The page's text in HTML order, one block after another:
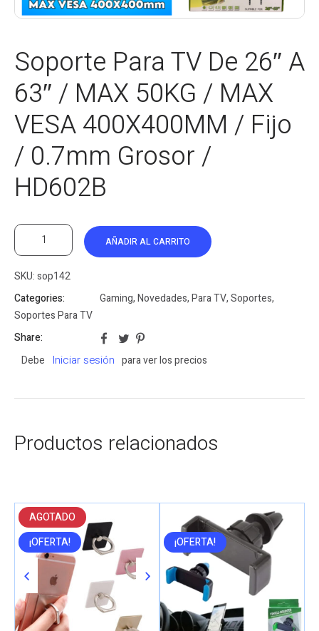
Soporte Para TV De 26″ A
63″ / MAX 50KG / MAX
VESA 400X400MM / Fijo
/ 0.7mm Grosor /
HD602B
AÑADIR AL CARRITO
SKU:sop142
Categories:
Gaming,Novedades,Para TV,Soportes,
Soportes Para TV
Share:
Debe
Iniciar sesión para ver los precios
Productos relacionados
AGOTADO
¡OFERTA!
¡OFERTA!